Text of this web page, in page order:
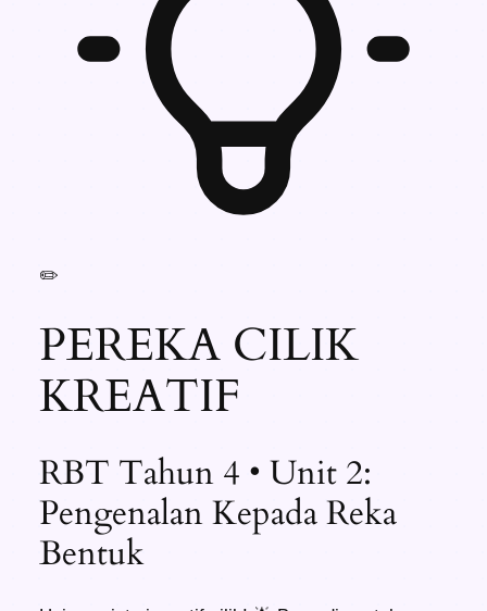
✏️
PEREKA CILIK
KREATIF
RBT Tahun 4 • Unit 2:
Pengenalan Kepada Reka
Bentuk